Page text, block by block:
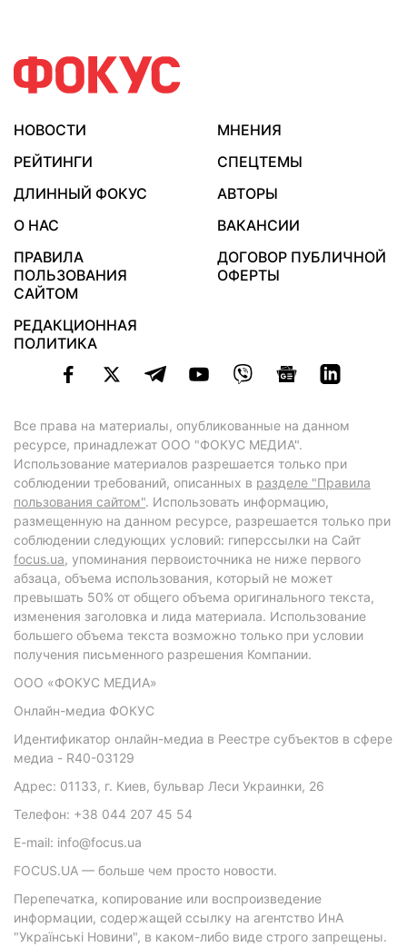
НОВОСТИ
МНЕНИЯ
РЕЙТИНГИ
СПЕЦТЕМЫ
ДЛИННЫЙ ФОКУС
АВТОРЫ
О НАС
ВАКАНСИИ
ПРАВИЛА
ПОЛЬЗОВАНИЯ
САЙТОМ
ДОГОВОР ПУБЛИЧНОЙ
ОФЕРТЫ
РЕДАКЦИОННАЯ
ПОЛИТИКА
Все права на материалы, опубликованные на данном
ресурсе, принадлежат ООО "ФОКУС МЕДИА".
Использование материалов разрешается только при
соблюдении требований, описанных в разделе "Правила
пользования сайтом". Использовать информацию,
размещенную на данном ресурсе, разрешается только при
соблюдении следующих условий: гиперссылки на Сайт
focus.ua, упоминания первоисточника не ниже первого
абзаца, объема использования, который не может
превышать 50% от общего объема оригинального текста,
изменения заголовка и лида материала. Использование
большего объема текста возможно только при условии
получения письменного разрешения Компании.
ООО «ФОКУС МЕДИА»
Онлайн-медиа ФОКУС
Идентификатор онлайн-медиа в Реестре субъектов в сфере
медиа - R40-03129
Адрес: 01133, г. Киев, бульвар Леси Украинки, 26
Телефон: +38 044 207 45 54
E-mail: info@focus.ua
FOCUS.UA — больше чем просто новости.
Перепечатка, копирование или воспроизведение
информации, содержащей ссылку на агентство ИнА
"Українські Новини", в каком-либо виде строго запрещены.